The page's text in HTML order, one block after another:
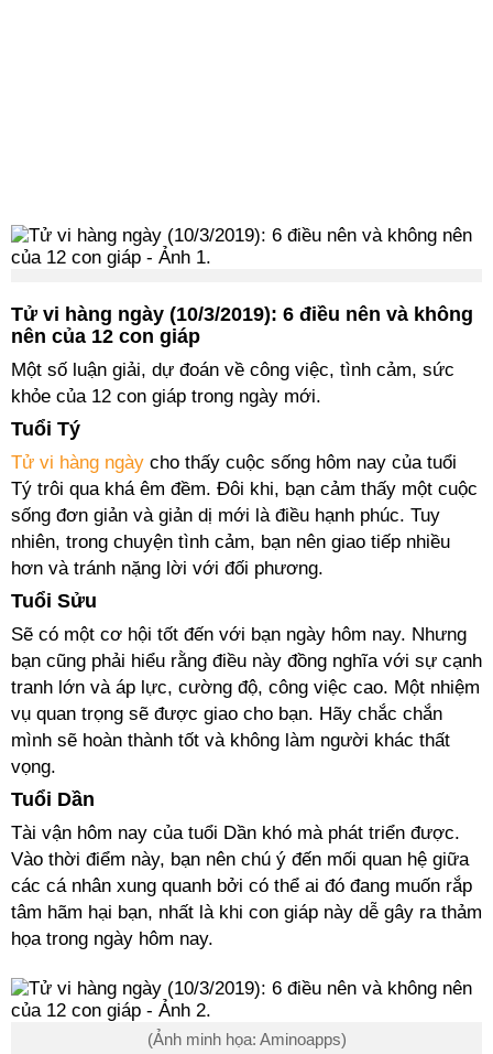
Tử vi hàng ngày (10/3/2019): 6 điều nên và không
nên của 12 con giáp
Một số luận giải, dự đoán về công việc, tình cảm, sức
khỏe của 12 con giáp trong ngày mới.
Tuổi Tý
Tử vi hàng ngày cho thấy cuộc sống hôm nay của tuổi
Tý trôi qua khá êm đềm. Đôi khi, bạn cảm thấy một cuộc
sống đơn giản và giản dị mới là điều hạnh phúc. Tuy
nhiên, trong chuyện tình cảm, bạn nên giao tiếp nhiều
hơn và tránh nặng lời với đối phương.
Tuổi Sửu
Sẽ có một cơ hội tốt đến với bạn ngày hôm nay. Nhưng
bạn cũng phải hiểu rằng điều này đồng nghĩa với sự cạnh
tranh lớn và áp lực, cường độ, công việc cao. Một nhiệm
vụ quan trọng sẽ được giao cho bạn. Hãy chắc chắn
mình sẽ hoàn thành tốt và không làm người khác thất
vọng.
Tuổi Dần
Tài vận hôm nay của tuổi Dần khó mà phát triển được.
Vào thời điểm này, bạn nên chú ý đến mối quan hệ giữa
các cá nhân xung quanh bởi có thể ai đó đang muốn rắp
tâm hãm hại bạn, nhất là khi con giáp này dễ gây ra thảm
họa trong ngày hôm nay.
(Ảnh minh họa: Aminoapps)